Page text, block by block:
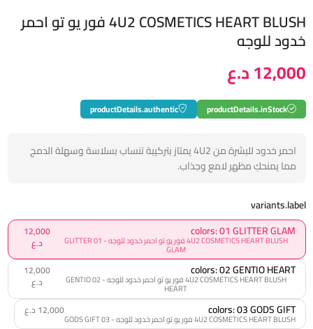
4U2 COSMETICS HEART BLUSH فور يو تو احمر
خدود للوجه
12,000 د.ع
productDetails.inStock
productDetails.authentic
احمر خدود للبشرة من 4U2 يمتاز بتركيبة تنساب بسلاسة وسهلة الدمج
مما يمنحكِ مظهر لامع وجذاب.
variants.label
colors: 01 GLITTER GLAM
4U2 COSMETICS HEART BLUSH فور يو تو احمر خدود للوجه - 01 GLITTER
GLAM
12,000
د.ع
colors: 02 GENTIO HEART
4U2 COSMETICS HEART BLUSH فور يو تو احمر خدود للوجه - 02 GENTIO
HEART
12,000
د.ع
colors: 03 GODS GIFT
4U2 COSMETICS HEART BLUSH فور يو تو احمر خدود للوجه - 03 GODS GIFT
12,000 د.ع